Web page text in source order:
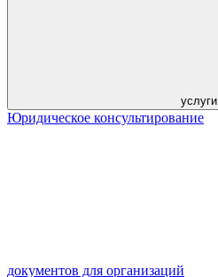
услуги
Юридическое консультирование
документов для организаций